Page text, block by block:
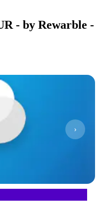
- by Rewarble -